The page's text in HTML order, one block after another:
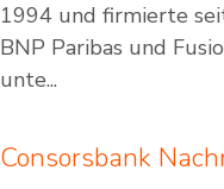
1994 und firmierte
BNP Paribas und
unte...
Consorsbank